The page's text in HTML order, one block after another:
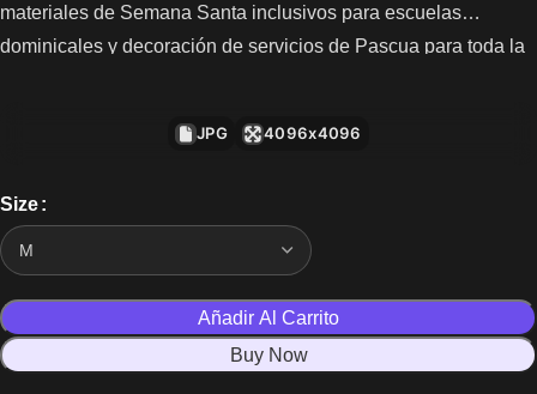
materiales de Semana Santa inclusivos para escuelas
dominicales y decoración de servicios de Pascua para toda la
JPG 4096x4096
Size
Añadir Al Carrito
Buy Now